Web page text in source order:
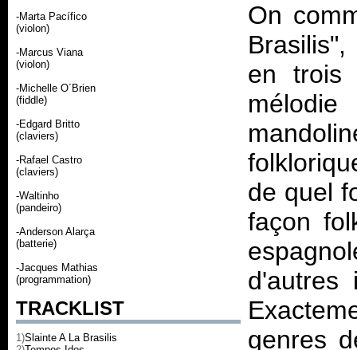
-Marta Pacífico
(violon)
-Marcus Viana
(violon)
-Michelle O´Brien
(fiddle)
-Edgard Britto
(claviers)
-Rafael Castro
(claviers)
-Waltinho
(pandeiro)
-Anderson Alarça
(batterie)
-Jacques Mathias
(programmation)
TRACKLIST
1)Slainte A La Brasilis
On
en trois
de quel
façon
d'autres
genres